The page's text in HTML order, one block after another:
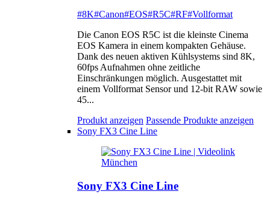
#8K#Canon#EOS#R5C#RF#Vollformat
Die Canon EOS R5C ist die kleinste Cinema
EOS Kamera in einem kompakten Gehäuse.
Dank des neuen aktiven Kühlsystems sind 8K,
60fps Aufnahmen ohne zeitliche
Einschränkungen möglich. Ausgestattet mit
einem Vollformat Sensor und 12-bit RAW sowie
45...
Produkt anzeigen Passende Produkte anzeigen
Sony FX3 Cine Line
Sony FX3 Cine Line